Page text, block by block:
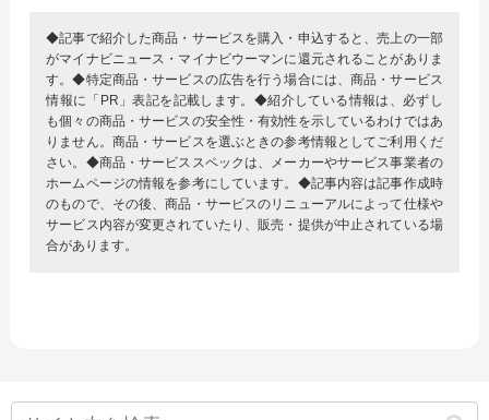
◆記事で紹介した商品・サービスを購入・申込すると、売上の一部
がマイナビニュース・マイナビウーマンに還元されることがありま
す。◆特定商品・サービスの広告を行う場合には、商品・サービス
情報に「PR」表記を記載します。◆紹介している情報は、必ずし
も個々の商品・サービスの安全性・有効性を示しているわけではあ
りません。商品・サービスを選ぶときの参考情報としてご利用くだ
さい。◆商品・サービススペックは、メーカーやサービス事業者の
ホームページの情報を参考にしています。◆記事内容は記事作成時
のもので、その後、商品・サービスのリニューアルによって仕様や
サービス内容が変更されていたり、販売・提供が中止されている場
合があります。